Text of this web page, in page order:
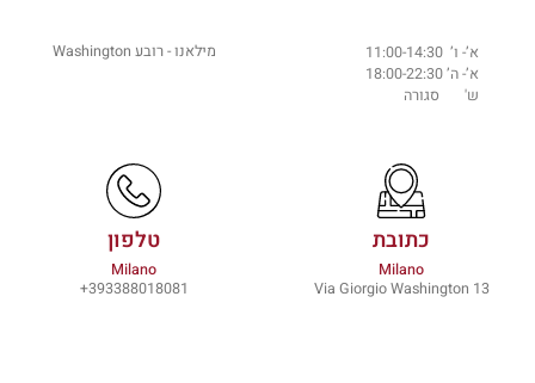
א’- ו’ 11:00-14:30
א’- ה’ 18:00-22:30
ש' סגורה
מילאנו - רובע Washington
כתובת
Milano
Via Giorgio Washington 13
טלפון
Milano
393388018081+